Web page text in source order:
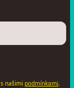
našimi podmínkami.